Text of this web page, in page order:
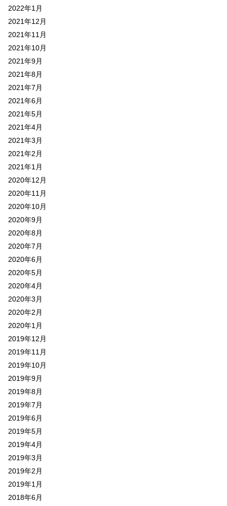
2022年1月
2021年12月
2021年11月
2021年10月
2021年9月
2021年8月
2021年7月
2021年6月
2021年5月
2021年4月
2021年3月
2021年2月
2021年1月
2020年12月
2020年11月
2020年10月
2020年9月
2020年8月
2020年7月
2020年6月
2020年5月
2020年4月
2020年3月
2020年2月
2020年1月
2019年12月
2019年11月
2019年10月
2019年9月
2019年8月
2019年7月
2019年6月
2019年5月
2019年4月
2019年3月
2019年2月
2019年1月
2018年6月